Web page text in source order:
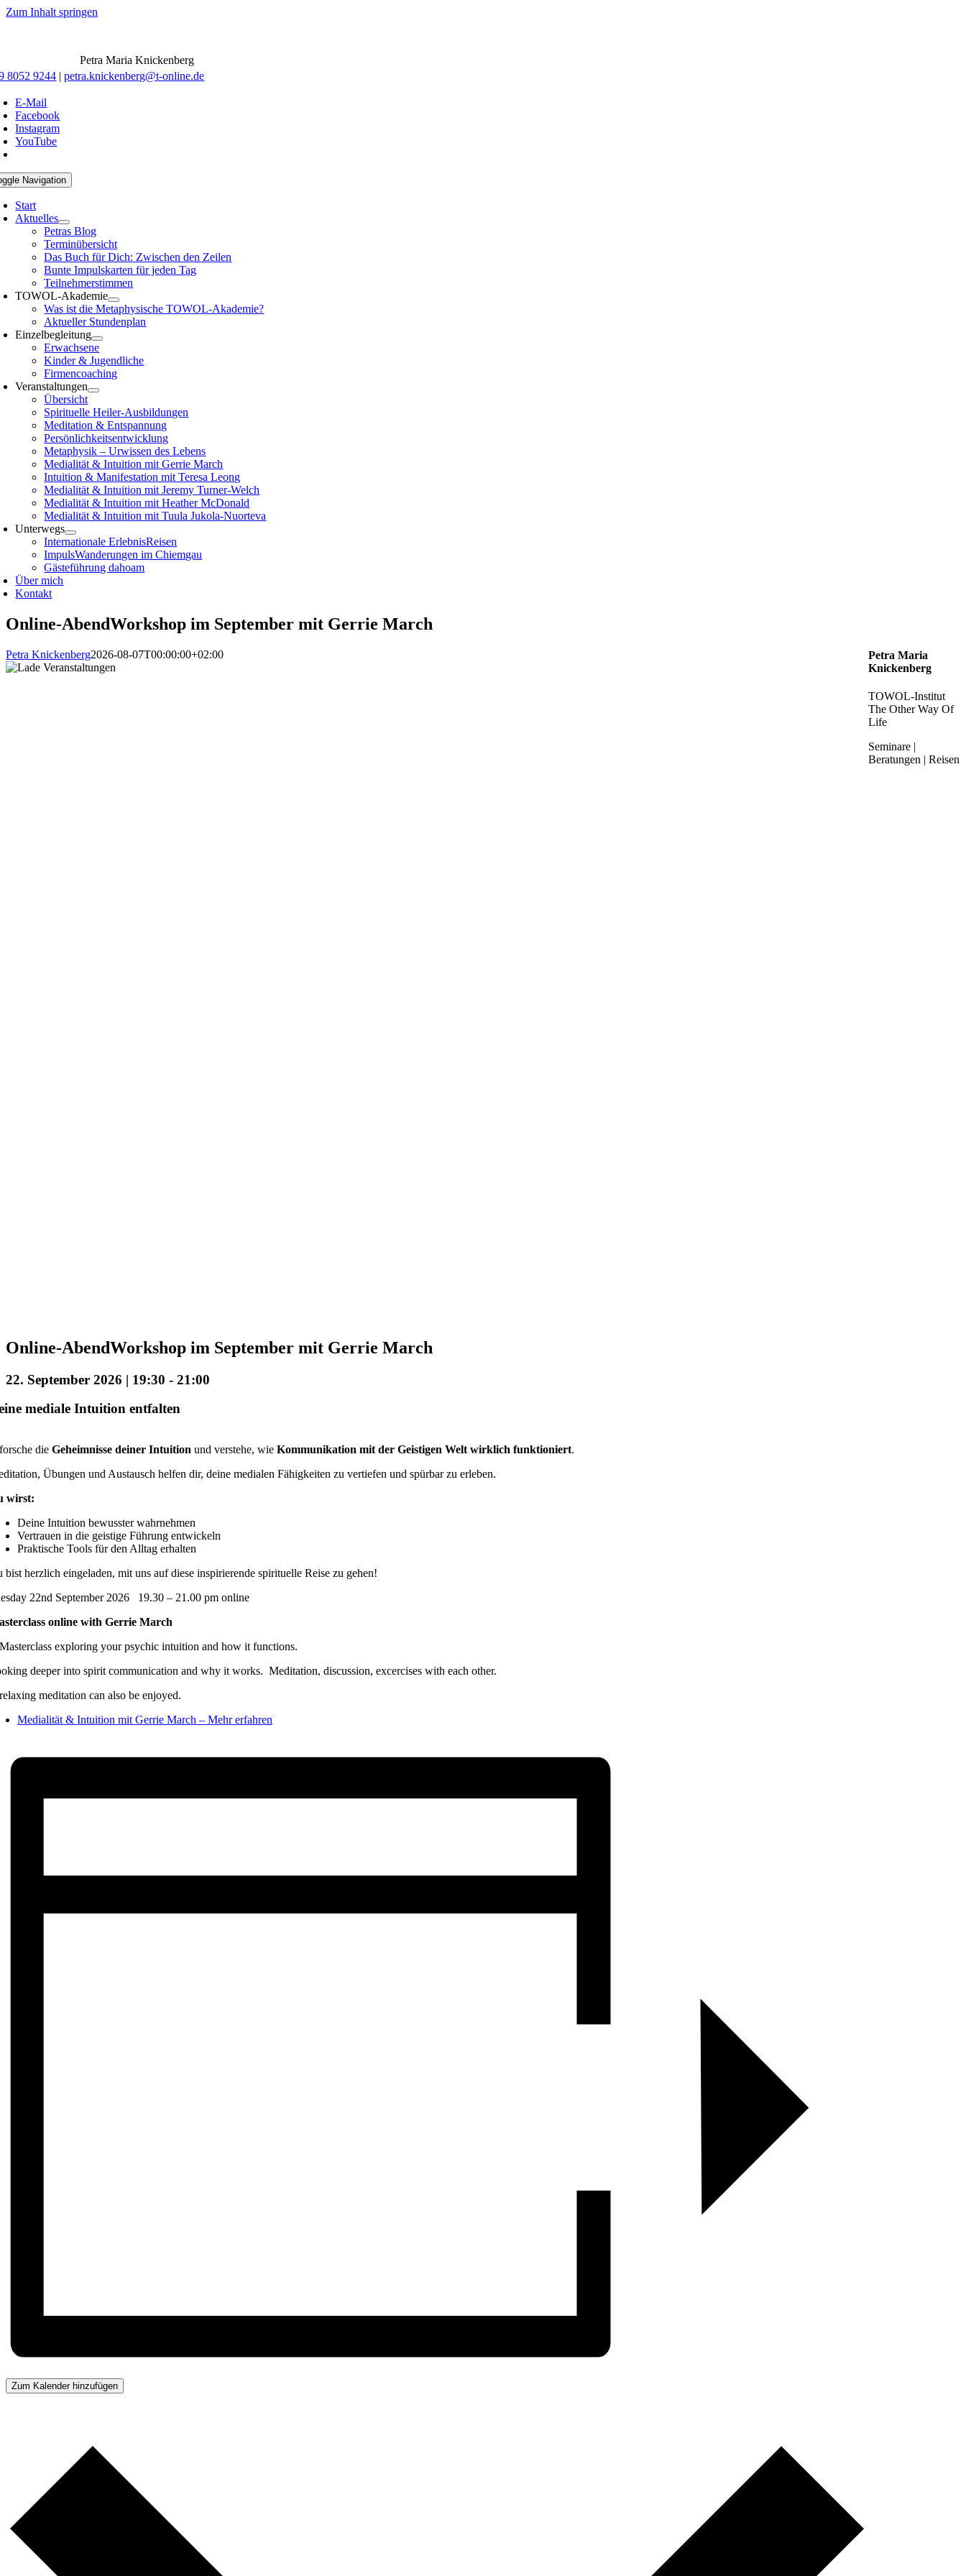
Zum Inhalt springen
Petra Maria Knickenberg
8052 9244 |petra.knickenberg@t-online.de
E-Mail
Facebook
Instagram
YouTube
Navigation
Start
Aktuelles
Petras Blog
Terminübersicht
Das Buch für Dich: Zwischen den Zeilen
Bunte Impulskarten für jeden Tag
Teilnehmerstimmen
TOWOL-Akademie
Was ist die Metaphysische TOWOL-Akademie?
Aktueller Stundenplan
Einzelbegleitung
Erwachsene
Kinder & Jugendliche
Firmencoaching
Veranstaltungen
Übersicht
Spirituelle Heiler-Ausbildungen
Meditation & Entspannung
Persönlichkeitsentwicklung
Metaphysik – Urwissen des Lebens
Medialität & Intuition mit Gerrie March
Intuition & Manifestation mit Teresa Leong
Medialität & Intuition mit Jeremy Turner-Welch
Medialität & Intuition mit Heather McDonald
Medialität & Intuition mit Tuula Jukola-Nuorteva
Unterwegs
Internationale ErlebnisReisen
ImpulsWanderungen im Chiemgau
Gästeführung dahoam
Über mich
Kontakt
Online-AbendWorkshop im September mit Gerrie March
Petra Knickenberg2026-08-07T00:00:00+02:00
Online-AbendWorkshop im September mit Gerrie March
22. September 2026 | 19:30 - 21:00
mediale Intuition entfalten
die Geheimnisse deiner Intuition und verstehe, wie Kommunikation mit der Geistigen Welt wirklich funktioniert.
Übungen und Austausch helfen dir, deine medialen Fähigkeiten zu vertiefen und spürbar zu erleben.
wirst:
Deine Intuition bewusster wahrnehmen
Vertrauen in die geistige Führung entwickeln
Praktische Tools für den Alltag erhalten
bist herzlich eingeladen, mit uns auf diese inspirierende spirituelle Reise zu gehen!
22nd September 2026 19.30 – 21.00 pm online
online with Gerrie March
exploring your psychic intuition and how it functions.
deeper into spirit communication and why it works. Meditation, discussion, excercises with each other.
meditation can also be enjoyed.
Medialität & Intuition mit Gerrie March – Mehr erfahren
Zum Kalender hinzufügen
Petra Maria
Knickenberg
TOWOL-Institut
The Other Way Of
Life
Seminare |
Beratungen | Reisen